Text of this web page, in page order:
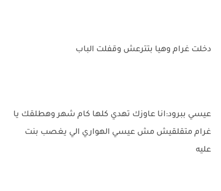
دخلت غرام وهيا بتترعش وقفلت الباب
عيسي ببرود:انا عاوزك تهدي كلها كام شهر وهطلقك يا
غرام متقلقيش مش عيسي الهواري الي يغصب بنت
عليه